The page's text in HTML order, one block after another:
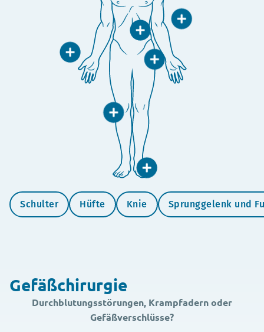
Schulter Hüfte Knie Sprunggelenk und
Gefäßchirurgie
Durchblutungsstörungen, Krampfadern oder
Gefäßverschlüsse?